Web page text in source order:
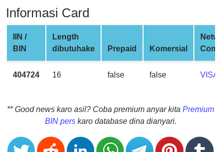
BIN
Checker
v2
BIN
CC
Generator
from
Card
Validator
Informasi Card
IIN /
BIN
Length
dibutuhake
Prepaid Komersial
404724 16 false false VISA
** Good news karo asil? Coba premium anyar kita Premium
BIN perskaro database dina dianyari.